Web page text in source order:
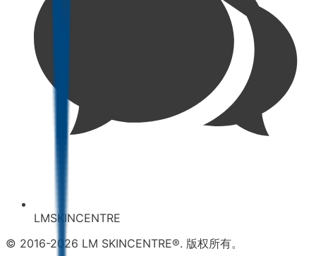
LMSKINCENTRE
© 2016-2026 LM SKINCENTRE®. 版权所有。